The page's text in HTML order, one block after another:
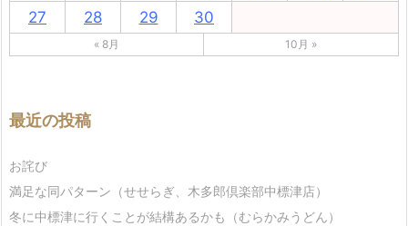
27
28 29 30
« 8月 10月 »
最近の投稿
お詫び
満足な同パターン（せせらぎ、木多郎倶楽部中標津店）
冬に中標津に行くことが結構あるかも（むらかみうどん）